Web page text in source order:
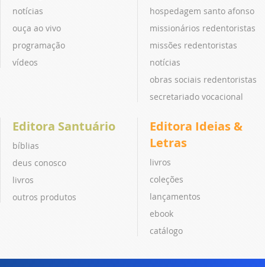
notícias
ouça ao vivo
programação
vídeos
hospedagem santo afonso
missionários redentoristas
missões redentoristas
notícias
obras sociais redentoristas
secretariado vocacional
Editora Santuário
bíblias
deus conosco
livros
outros produtos
Editora Ideias &
Letras
livros
coleções
lançamentos
ebook
catálogo